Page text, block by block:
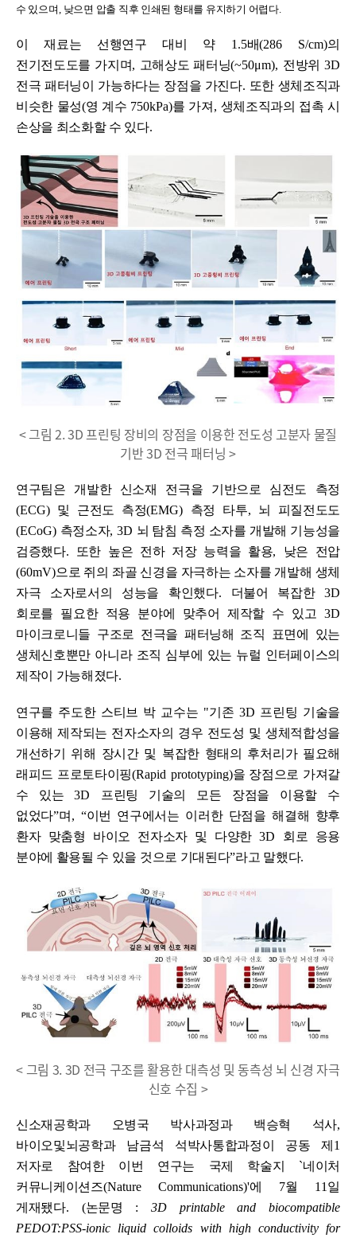
수 있으며, 낮으면 압출 직후 인쇄된 형태를 유지하기 어렵다.
이 재료는 선행연구 대비 약 1.5배(286 S/cm)의
전기전도도를 가지며, 고해상도 패터닝(~50μm), 전방위 3D
전극 패터닝이 가능하다는 장점을 가진다. 또한 생체조직과
비슷한 물성(영 계수 750kPa)를 가져 , 생체조직과의 접촉 시
손상을 최소화할 수 있다.
< 그림 2. 3D 프린팅 장비의 장점을 이용한 전도성 고분자 물질
기반 3D 전극 패터닝 >
연구팀은 개발한 신소재 전극을 기반으로 심전도 측정
(ECG) 및 근전도 측정(EMG) 측정 타투, 뇌 피질전도도
(ECoG) 측정소자, 3D 뇌 탐침 측정 소자를 개발해 기능성을
검증했다. 또한 높은 전하 저장 능력을 활용, 낮은 전압
(60mV)으로 쥐의 좌골 신경을 자극하는 소자를 개발해 생체
자극 소자로서의 성능을 확인했다. 더불어 복잡한 3D
회로를 필요한 적용 분야에 맞추어 제작할 수 있고 3D
마이크로니들 구조로 전극을 패터닝해 조직 표면에 있는
생체신호뿐만 아니라 조직 심부에 있는 뉴럴 인터페이스의
제작이 가능해졌다.
연구를 주도한 스티브 박 교수는 "기존 3D 프린팅 기술을
이용해 제작되는 전자소자의 경우 전도성 및 생체적합성을
개선하기 위해 장시간 및 복잡한 형태의 후처리가 필요해
래피드 프로토타이핑(Rapid prototyping)을 장점으로 가져갈
수 있는3D
프린팅 기술의 모든 장점을 이용할 수
없었다”며 , “이번 연구에서는 이러한 단점을 해결해 향후
환자 맞춤형 바이오 전자소자 및 다양한3D 회로 응용
분야에 활용될 수 있을 것으로 기대된다ˮ라고 말했다.
< 그림 3. 3D 전극 구조를 활용한 대측성 및 동측성 뇌 신경 자극
신호 수집 >
신소재공학과 오병국 박사과정과 백승혁 석사,
바이오및뇌공학과 남금석 석박사통합과정이 공동 제 1
저자로 참여한 이번 연구는 국제 학술지 `네이처
커뮤니케이션즈(Nature Communications)'에 7월 11 일
게재됐다. (논문명 : 3D printable and biocompatible
PEDOT:PSS-ionic liquid colloids with high conductivity for